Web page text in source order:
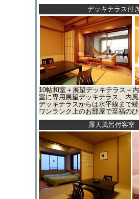
デッキテラス付
10帖和室＋展望デッキテラス＋
室に専用展望デッキテラス、内
デッキテラスからは水平線まで
ワンランク上のお部屋で至福の
露天風呂付客室